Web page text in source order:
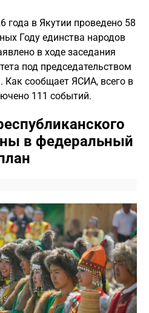
года в Якутии проведено 58
Году единства народов
в ходе заседания
под председательством
сообщает ЯСИА, всего в
111 событий.
в федеральный